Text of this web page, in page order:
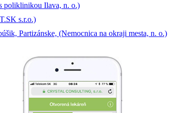
poliklinikou Ilava, n. o.)
s.r.o.)
Partizánske, (Nemocnica na okraji mesta, n. o.)